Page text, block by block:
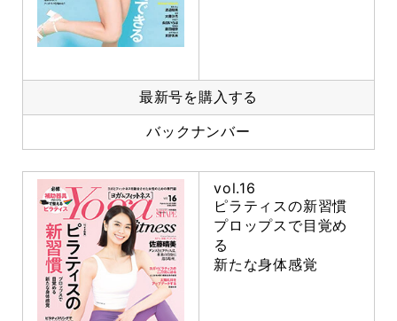
最新号を購入する
バックナンバー
vol.16
ピラティスの新習慣
プロップスで目覚め
る
新たな身体感覚